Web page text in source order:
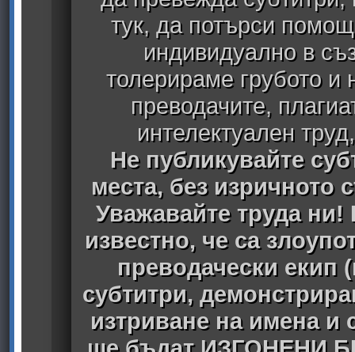
тук, да потърси
индивидуално в
толерираме грубото
преводачите,
интелектуален
Не публикувайте
места, без изричното
Уважавайте труда ни!
известно, че са
преводачески екип
субтитри,
изтриване на имена